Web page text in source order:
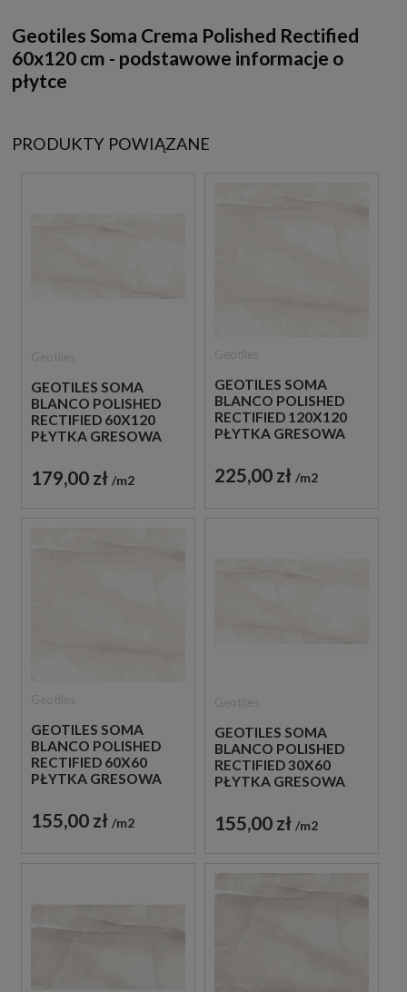
Geotiles Soma Crema Polished Rectified
60x120 cm - podstawowe informacje o
płytce
PRODUKTY POWIĄZANE
GEOTILES SOMA
BLANCO POLISHED
RECTIFIED 60X120
PŁYTKA GRESOWA
179,00 zł m2
GEOTILES SOMA
BLANCO POLISHED
RECTIFIED 120X120
PŁYTKA GRESOWA
225,00 zł m2
GEOTILES SOMA
BLANCO POLISHED
RECTIFIED 60X60
PŁYTKA GRESOWA
155,00 zł m2
GEOTILES SOMA
BLANCO POLISHED
RECTIFIED 30X60
PŁYTKA GRESOWA
155,00 zł m2